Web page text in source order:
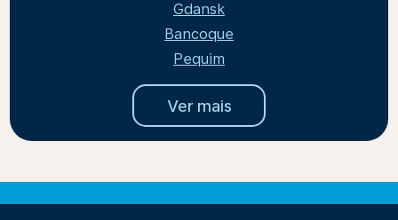
Gdansk
Bancoque
Pequim
Ver mais